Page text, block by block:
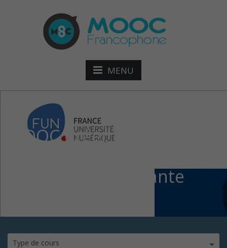
MENU
MOOC Créer et
association étudiante
Type de cours